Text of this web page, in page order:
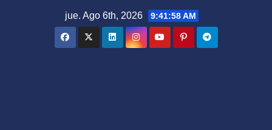
jue. Ago 6th, 2026 9:41:59 AM